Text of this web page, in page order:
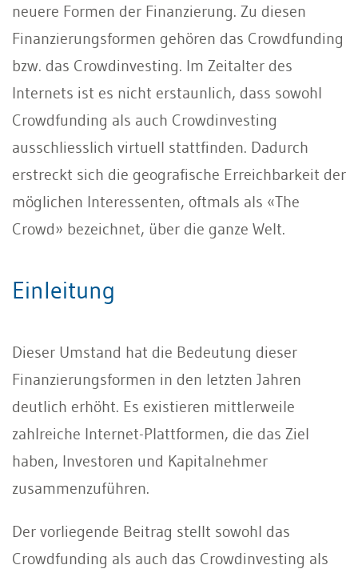
neuere Formen der Finanzierung. Zu diesen
Finanzierungsformen gehören das Crowdfunding
bzw. das Crowdinvesting. Im Zeitalter des
Internets ist es nicht erstaunlich, dass sowohl
Crowdfunding als auch Crowdinvesting
ausschliesslich virtuell stattfinden. Dadurch
erstreckt sich die geografische Erreichbarkeit der
möglichen Interessenten, oftmals als «The
Crowd» bezeichnet, über die ganze Welt.
Einleitung
Dieser Umstand hat die Bedeutung dieser
Finanzierungsformen in den letzten Jahren
deutlich erhöht. Es existieren mittlerweile
zahlreiche Internet-Plattformen, die das Ziel
haben, Investoren und Kapitalnehmer
zusammenzuführen.
Der vorliegende Beitrag stellt sowohl das
Crowdfunding als auch das Crowdinvesting als